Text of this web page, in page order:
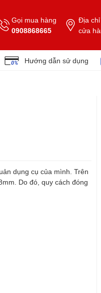
Gọi mua hàng
0908868665
Địa chỉ
cửa
Hướng dẫn sử dụng
dụng cụ của mình. Trên
Do đó, quy cách đóng